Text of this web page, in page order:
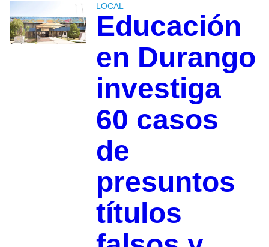
LOCAL
Educación
en Durango
investiga
60 casos
de
presuntos
títulos